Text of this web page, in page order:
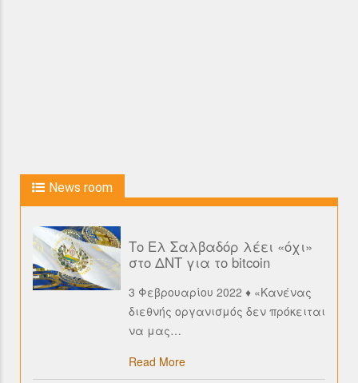
News room
Το Ελ Σαλβαδόρ λέει «όχι»
στο ΔΝΤ για το bitcoin
3 Φεβρουαρίου 2022 ♦ «Κανένας
διεθνής οργανισμός δεν πρόκειται
να μας…
Read More